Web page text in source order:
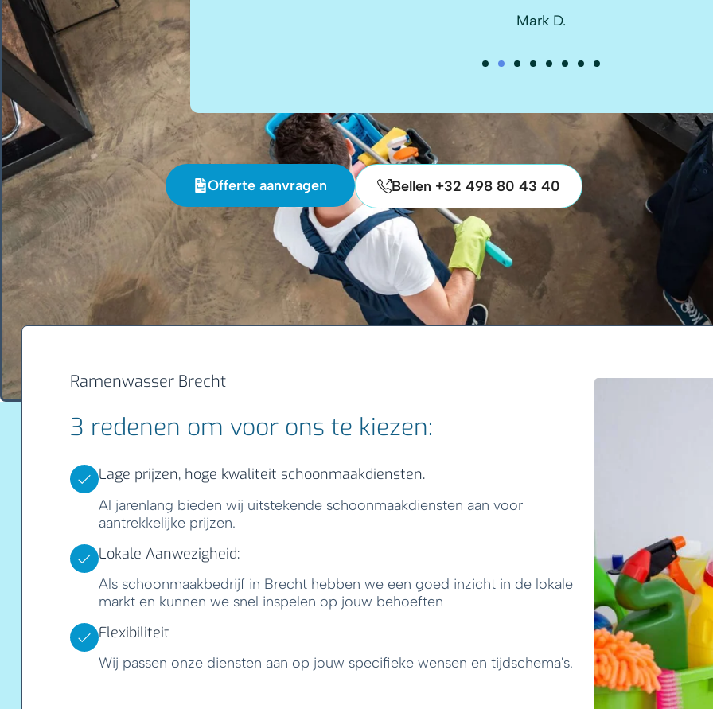
Mark D.
Offerte aanvragen Bellen +32 498 80 43 40
Ramenwasser Brecht
3 redenen om voor ons te kiezen:
Lage prijzen, hoge kwaliteit schoonmaakdiensten.
Al jarenlang bieden wij uitstekende schoonmaakdiensten aan voor
aantrekkelijke prijzen.
Lokale Aanwezigheid:
Als schoonmaakbedrijf in Brecht hebben we een goed inzicht in de lokale
markt en kunnen we snel inspelen op jouw behoeften
Flexibiliteit
Wij passen onze diensten aan op jouw specifieke wensen en tijdschema's.